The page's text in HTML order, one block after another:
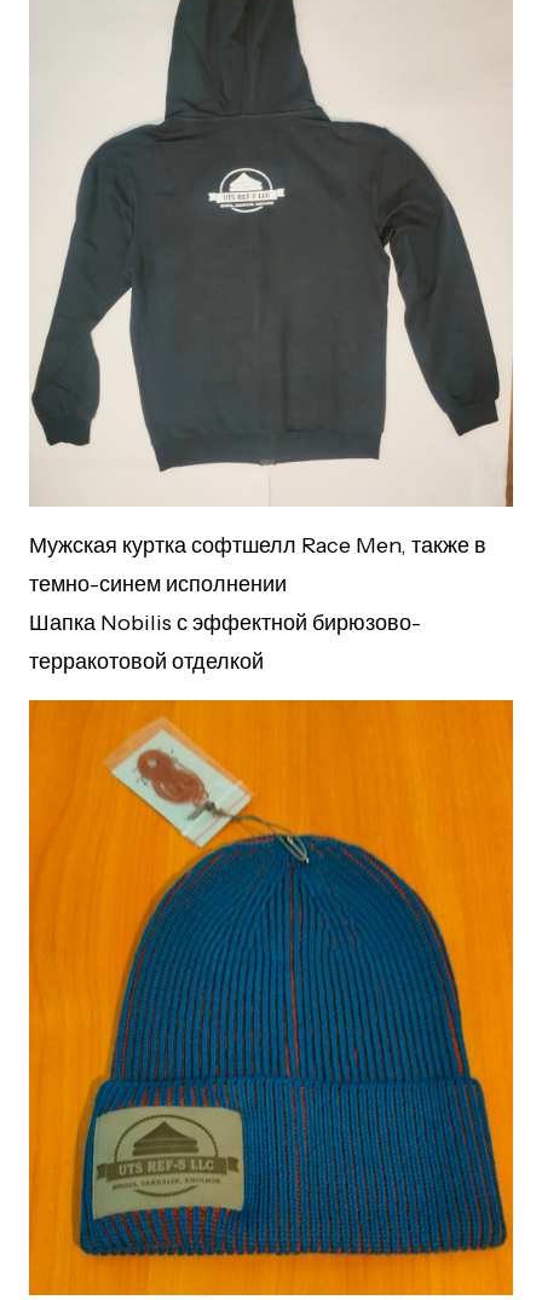
Мужская куртка софтшелл Race Men, также в
темно-синем исполнении
Шапка Nobilis с эффектной бирюзово-
терракотовой отделкой